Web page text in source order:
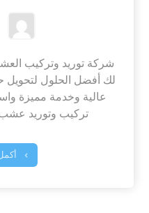
شركة توريد وتركيب
لك أفضل الحلول لتحويل
عالية وخدمة مميزة
تركيب وتوريد